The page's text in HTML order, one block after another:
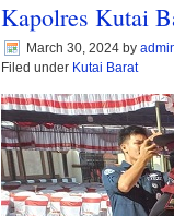
Kapolres Kutai
March 30, 2024 by
Filed under Kutai Barat